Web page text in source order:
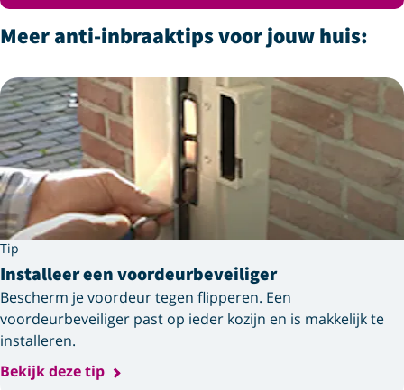
Meer anti-inbraaktips voor jouw huis:
Er zijn nieuwe resultaten beschikbaar.
Tip
Installeer een voordeurbeveiliger
Bescherm je voordeur tegen flipperen. Een
voordeurbeveiliger past op ieder kozijn en is makkelijk te
installeren.
Bekijk deze tip